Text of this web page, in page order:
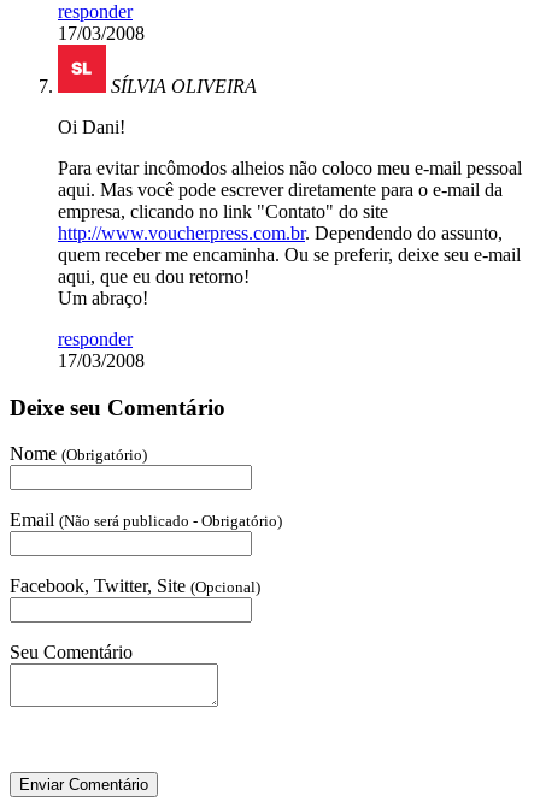
responder
17/03/2008
SÍLVIA OLIVEIRA
Oi Dani!
Para evitar incômodos alheios não coloco meu e-mail pessoal
aqui. Mas você pode escrever diretamente para o e-mail da
empresa, clicando no link "Contato" do site
http://www.voucherpress.com.br. Dependendo do assunto,
quem receber me encaminha. Ou se preferir, deixe seu e-mail
aqui, que eu dou retorno!
Um abraço!
responder
17/03/2008
Deixe seu Comentário
Nome (Obrigatório)
Email (Não será publicado - Obrigatório)
Facebook, Twitter, Site (Opcional)
Seu Comentário